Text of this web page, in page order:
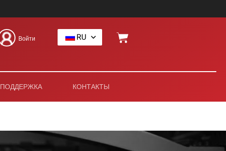
Войти RU
ПОДДЕРЖКА КОНТАКТЫ